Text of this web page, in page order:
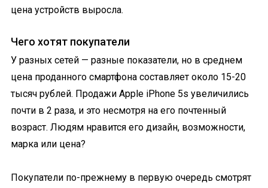
цена устройств выросла.
Чего хотят покупатели
У разных сетей — разные показатели, но в среднем
цена проданного смартфона составляет около 15-20
тысяч рублей. Продажи Apple iPhone 5s увеличились
почти в 2 раза, и это несмотря на его почтенный
возраст. Людям нравится его дизайн, возможности,
марка или цена?
Покупатели по-прежнему в первую очередь смотрят